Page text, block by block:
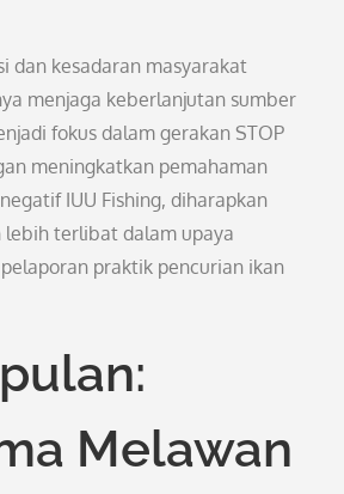
dan kesadaran masyarakat
menjaga keberlanjutan sumber
fokus dalam gerakan STOP
meningkatkan pemahaman
IUU Fishing, diharapkan
lebih terlibat dalam upaya
praktik pencurian ikan
Melawan